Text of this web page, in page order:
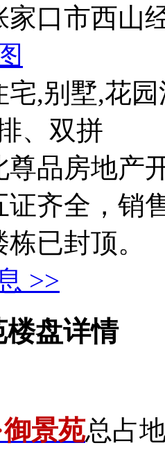
家口市西山
宅,别墅,花
、双拼
尊品房地产
证齐全，销
栋已封顶。
>>
楼盘详情
景苑总占